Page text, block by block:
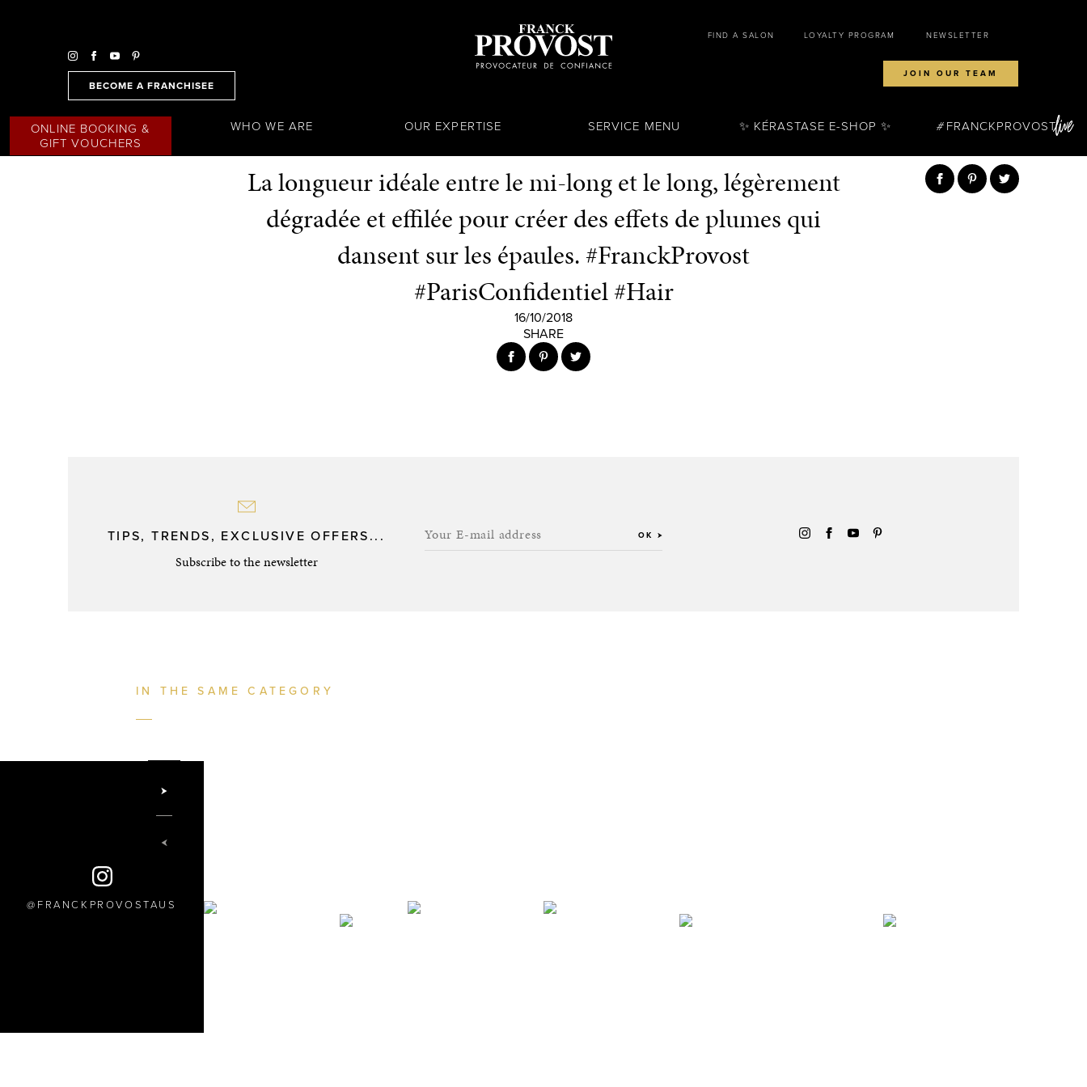
BECOME A FRANCHISEE
FIND A SALON LOYALTY PROGRAM NEWSLETTER
JOIN OUR TEAM
ONLINE BOOKING &
GIFT VOUCHERS
WHO WE ARE OUR EXPERTISE SERVICE MENU ✨ KÉRASTASE E-SHOP ✨ FRANCKPROVOST
La longueur idéale entre le mi-long et le long, légèrement
dégradée et effilée pour créer des effets de plumes qui
dansent sur les épaules. #FranckProvost
#ParisConfidentiel #Hair
16/10/2018
SHARE
TIPS, TRENDS, EXCLUSIVE OFFERS...
Subscribe to the newsletter
Your E-mail address OK
IN THE SAME CATEGORY
FRANCKPROVOSTAUS